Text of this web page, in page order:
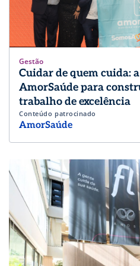
Gestão
Cuidar de quem cuida:
AmorSaúde para
trabalho de excelência
Conteúdo patrocinado
AmorSaúde